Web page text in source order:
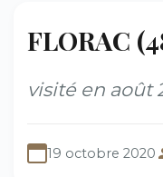
FLORAC
visité en août
19 octobre 2020